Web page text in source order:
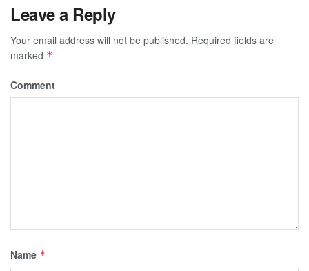
Leave a Reply
Your email address will not be published. Required fields are
marked *
Comment
Name *